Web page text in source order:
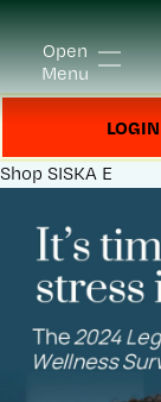
Open
Menu
LOGIN
Shop SISKA E